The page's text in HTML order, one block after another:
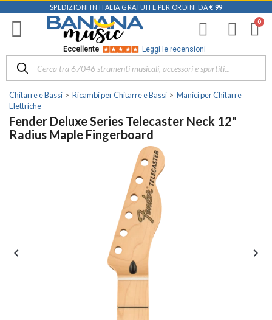
SPEDIZIONI IN ITALIA GRATUITE PER ORDINI DA € 99
Eccellente Leggi le recensioni
Chitarre e Bassi Ricambi per Chitarre e Bassi
Manici per Chitarre
Elettriche
Fender Deluxe Series Telecaster Neck 12"
Radius Maple Fingerboard
 